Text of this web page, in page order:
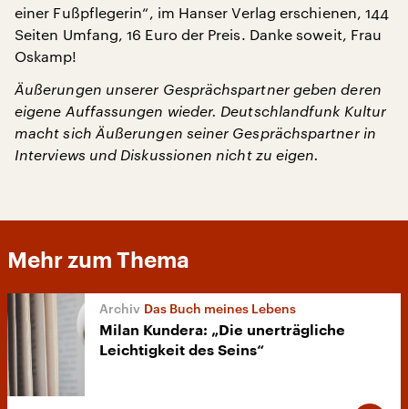
einer Fußpflegerin“, im Hanser Verlag erschienen, 144
Seiten Umfang, 16 Euro der Preis. Danke soweit, Frau
Oskamp!
Äußerungen unserer Gesprächspartner geben deren
eigene Auffassungen wieder. Deutschlandfunk Kultur
macht sich Äußerungen seiner Gesprächspartner in
Interviews und Diskussionen nicht zu eigen.
Mehr zum Thema
Das Buch meines Lebens
Milan Kundera: „Die unerträgliche
Leichtigkeit des Seins“